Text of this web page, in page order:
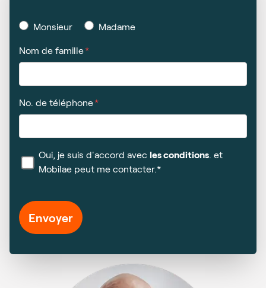
Monsieur Madame
Nom de famille
No. de téléphone
Oui, je suis d'accord avec les conditions. et
Mobilae peut me contacter.*
Envoyer